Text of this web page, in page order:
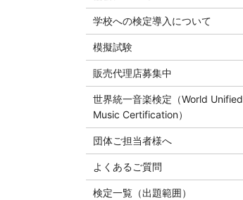
学校への検定導入について
模擬試験
販売代理店募集中
世界統一音楽検定（World Unified
Music Certification）
団体ご担当者様へ
よくあるご質問
検定一覧（出題範囲）